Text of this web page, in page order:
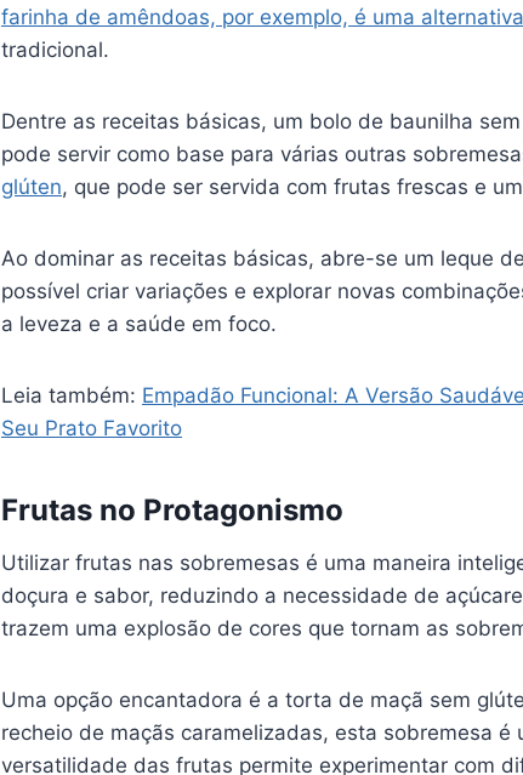
farinha de amêndoas, por exemplo, é uma
tradicional.
Dentre as receitas básicas, um bolo de baunilha
pode servir como base para várias outras
glúten, que pode ser servida com frutas frescas e
Ao dominar as receitas básicas, abre-se um leque
possível criar variações e explorar novas
a leveza e a saúde em foco.
Leia também: Empadão Funcional: A Versão
Seu Prato Favorito
Frutas no Protagonismo
Utilizar frutas nas sobremesas é uma maneira
doçura e sabor, reduzindo a necessidade de
trazem uma explosão de cores que tornam as
Uma opção encantadora é a torta de maçã sem
recheio de maçãs caramelizadas, esta sobremesa é
versatilidade das frutas permite experimentar com